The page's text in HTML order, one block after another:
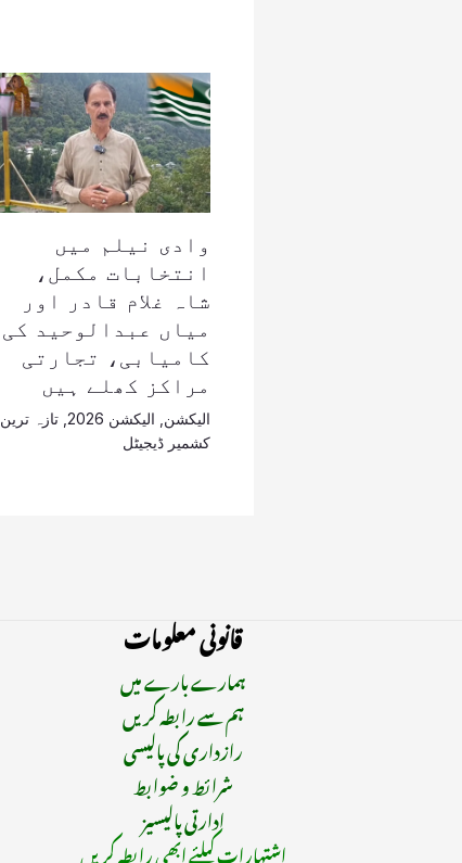
وادی نیلم میں
انتخابات مکمل،
شاہ غلام قادر اور
میاں عبدالوحید کی
کامیابی، تجارتی
مراکز کھلے ہیں
الیکشن الیکشن 2026 تازہ ترین
کشمیر ڈیجیٹل
قانونی معلومات
ہمارے بارے میں
ہم سے رابطہ کریں
رازداری کی پالیسی
شرائط و ضوابط
ادارتی پالیسیز
اشتہارات کیلئے ابھی رابطہ کریں